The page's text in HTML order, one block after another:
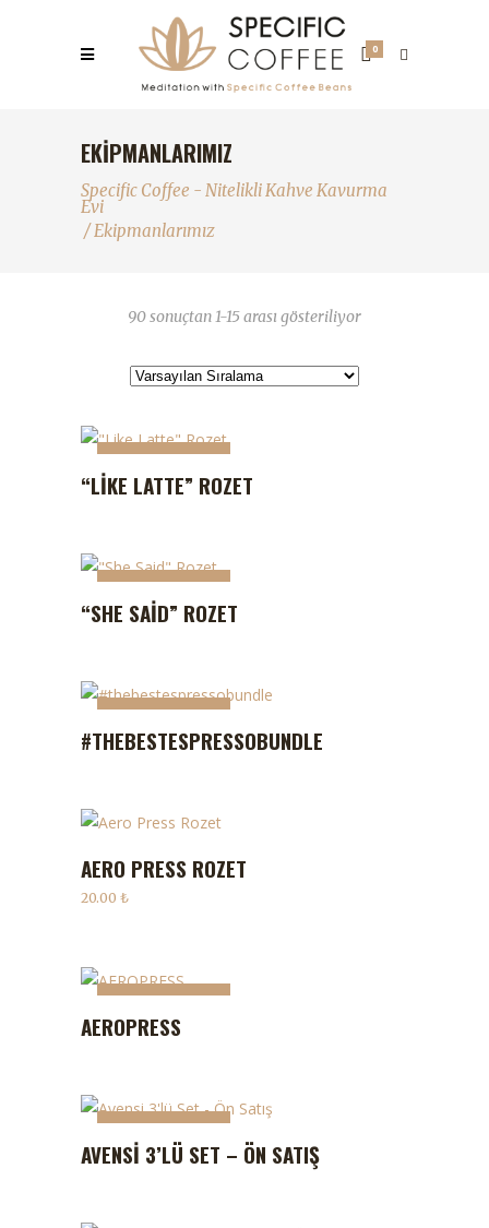
0
EKIPMANLARIMIZ
Specific Coffee - Nitelikli Kahve Kavurma
Evi
/Ekipmanlarımız
90 sonuçtan 1-15 arası gösteriliyor
STOKTA YOK
“LIKE LATTE” ROZET
STOKTA YOK
“SHE SAID” ROZET
STOKTA YOK
STOKTA YOK
#THEBESTESPRESSOBUNDLE
SEPETE EKLE
AERO PRESS ROZET
20.00 ₺
STOKTA YOK
AEROPRESS
STOKTA YOK
AVENSI 3’LÜ SET – ÖN SATIŞ